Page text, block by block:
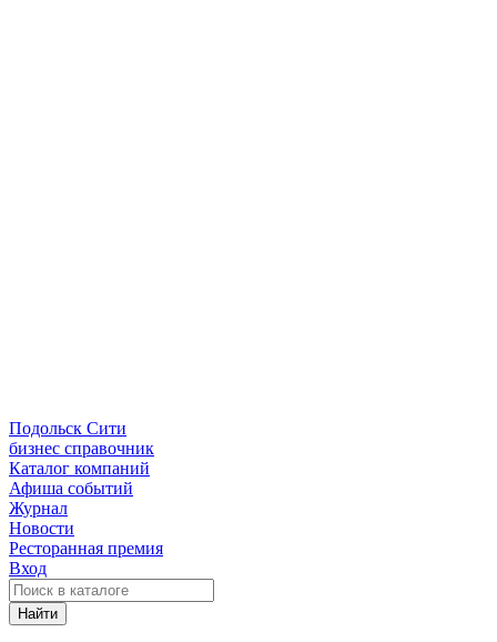
Подольск Сити
бизнес справочник
Каталог компаний
Афиша событий
Журнал
Новости
Ресторанная премия
Вход
Найти